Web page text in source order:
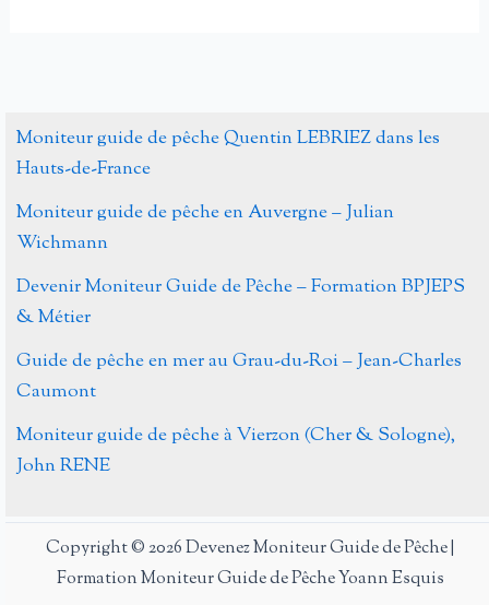
:
170
au
coups
et
120
aux
leurres
!!!
Moniteur guide de pêche Quentin LEBRIEZ dans les
Hauts-de-France
Moniteur guide de pêche en Auvergne – Julian
Wichmann
Devenir Moniteur Guide de Pêche – Formation BPJEPS
& Métier
Guide de pêche en mer au Grau-du-Roi – Jean-Charles
Caumont
Moniteur guide de pêche à Vierzon (Cher & Sologne),
John RENE
Copyright © 2026 Devenez Moniteur Guide de Pêche |
Formation Moniteur Guide de Pêche Yoann Esquis